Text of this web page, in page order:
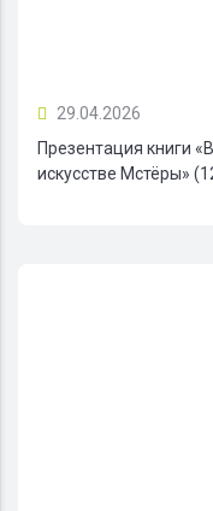
29.04.2026
Презентация книги
искусстве Мстёры»